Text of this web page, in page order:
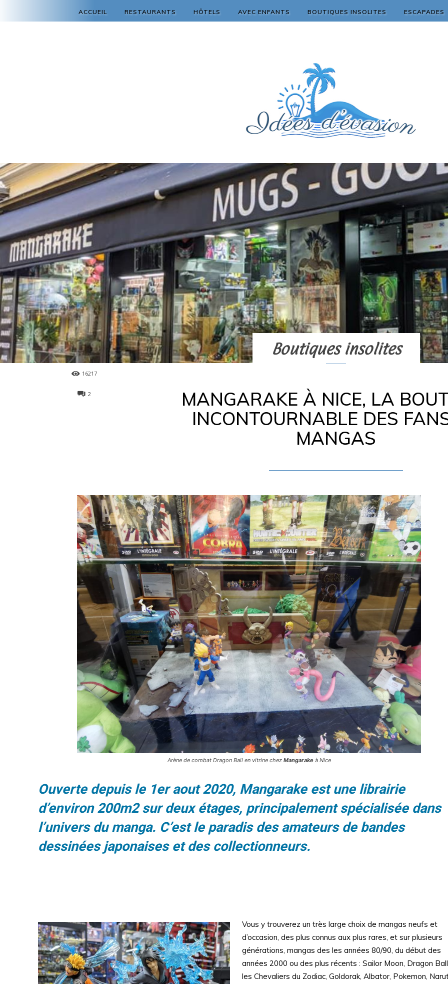
ACCUEIL RESTAURANTS HÔTELS AVEC ENFANTS BOUTIQUES INSOLITES ESCAPADES
16217
2
Boutiques insolites
MANGARAKE À NICE, LA
INCONTOURNABLE DES
MANGAS
Arène de combat Dragon Ball en vitrine chez Mangarakeà Nice
Ouverte depuis le 1er aout 2020, Mangarake est une librairie
d’environ 200m2 sur deux étages, principalement spécialisée dans
l’univers du manga. C’est le paradis des amateurs de bandes
dessinées japonaises et des collectionneurs.
Vous y trouverez un très large choix de mangas neufs et
d’occasion, des plus connus aux plus rares, et sur plusieurs
générations, mangas des les années 80/90, du début des
années 2000 ou des plus récents : Sailor Moon, Dragon
les Chevaliers du Zodiac, Goldorak, Albator, Pokemon,